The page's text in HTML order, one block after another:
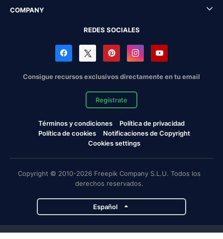
COMPANY
REDES SOCIALES
Consigue recursos exclusivos directamente en tu email
Regístrate
Términos y condiciones
Política de privacidad
Política de cookies
Notificaciones de Copyright
Cookies settings
Copyright © 2010-2026 Freepik Company S.L.U. Todos los
derechos reservados.
Español